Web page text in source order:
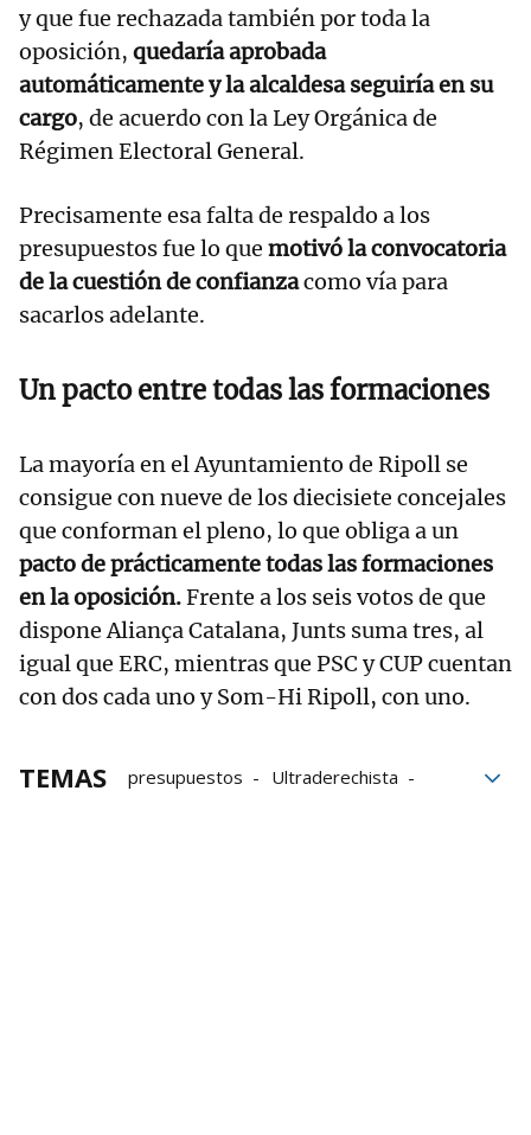
y que fue rechazada también por toda la
oposición, quedaría aprobada
automáticamente y la alcaldesa seguiría en su
cargo, de acuerdo con la Ley Orgánica de
Régimen Electoral General.
Precisamente esa falta de respaldo a los
presupuestos fue lo que motivó la convocatoria
de la cuestión de confianzacomo vía para
sacarlos adelante.
Un pacto entre todas las formaciones
La mayoría en el Ayuntamiento de Ripoll se
consigue con nueve de los diecisiete concejales
que conforman el pleno, lo que obliga a un
pacto de prácticamente todas las formaciones
en la oposición.Frente a los seis votos de que
dispone Aliança Catalana, Junts suma tres, al
igual que ERC, mientras que PSC y CUP cuentan
con dos cada uno y Som-Hi Ripoll, con uno.
TEMAS presupuestos
Ultraderechista